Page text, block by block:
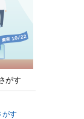
がす
がす